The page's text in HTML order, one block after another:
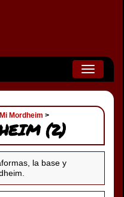
Toggle
navigation
Mi Mordheim >
(2)
la base y